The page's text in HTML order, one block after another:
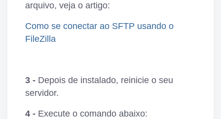
arquivo, veja o artigo:
Como se conectar ao SFTP usando o
FileZilla
3 - Depois de instalado, reinicie o seu
servidor.
4 - Execute o comando abaixo: